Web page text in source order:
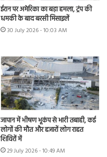
ईरान पर अमेरिका का बड़ा हमला, ट्रंप की
धमकी के बाद बरसी मिसाइलें
30 July 2026 - 10:03 AM
जापान में भीषण भूकंप से भारी तबाही, कई
लोगों की मौत और हजारों लोग राहत
शिविरों में
29 July 2026 - 10:49 AM